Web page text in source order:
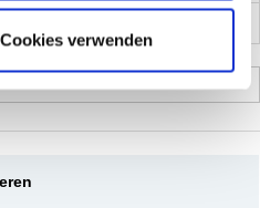
verwenden